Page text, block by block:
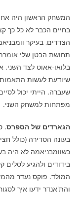
המשחק הראשון היה
בחיים הכבר לא כל כך
הצדדים, בעיקר
תחושת הבטן שלי
שיודעת לעשות התאמות
שעברה. הייתי יכול
מפתחות למשחק השני.
הגארדים של הספרס.
בעונה הסדירה (כולל
כשוומבניאמה לא היה
בידודים ולהגיע
המולד. פוקס נעדר
והת'אנדר ידעו איך